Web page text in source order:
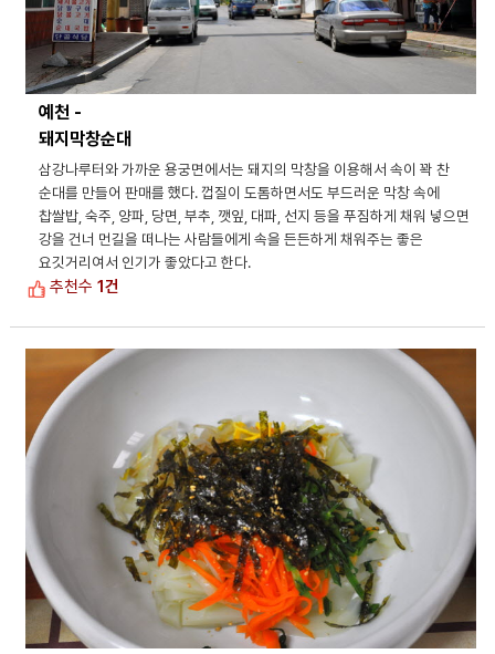
예천 -
돼지막창순대
삼강나루터와 가까운 용궁면에서는 돼지의 막창을 이용해서 속이 꽉 찬
순대를 만들어 판매를 했다. 껍질이 도톰하면서도 부드러운 막창 속에
찹쌀밥, 숙주, 양파, 당면, 부추, 깻잎, 대파, 선지 등을 푸짐하게 채워 넣으면
강을 건너 먼길을 떠나는 사람들에게 속을 든든하게 채워주는 좋은
요깃거리여서 인기가 좋았다고 한다.
추천수1건